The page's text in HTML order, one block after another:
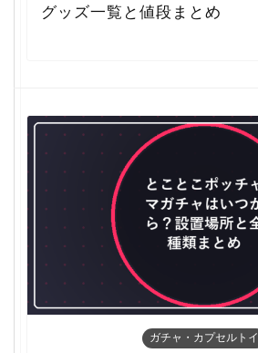
グッズ一覧と値段まとめ
ガチャ・カプセルトイ